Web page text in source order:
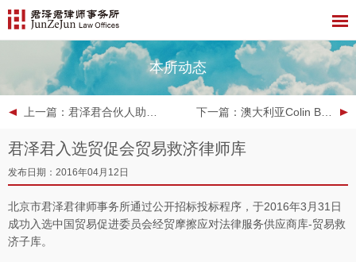
本所动态
上一篇 ：君泽君合伙人助力中国企业“走出去” 下一篇 ：澳大利亚Colin Biggers & Paisley律师事务所与君泽君（上海）律师事务所达成友好合作关系
君泽君入选贸促会贸易救济律师库
发布日期：2016年04月12日
北京市君泽君律师事务所通过公开招标投标程序，于2016年3月31日
成功入选中国贸易促进委员会经贸摩擦应对法律服务供应商库-贸易救
济子库。